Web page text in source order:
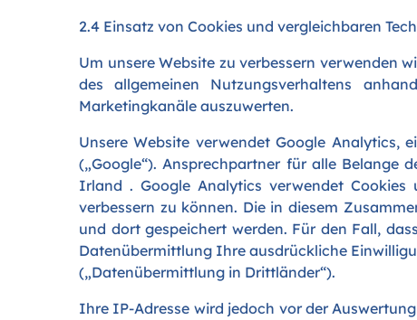
2.4 Einsatz von Cookies und vergleichbaren
Um unsere Website zu verbessern verwenden
des allgemeinen Nutzungsverhaltens
Marketingkanäle auszuwerten.
Unsere Website verwendet Google Analytics,
(„Google“). Ansprechpartner für alle Belange
Irland . Google Analytics verwendet
verbessern zu können. Die in diesem
und dort gespeichert werden. Für den Fall,
Datenübermittlung Ihre ausdrückliche
(„Datenübermittlung in Drittländer“).
Ihre IP-Adresse wird jedoch vor der